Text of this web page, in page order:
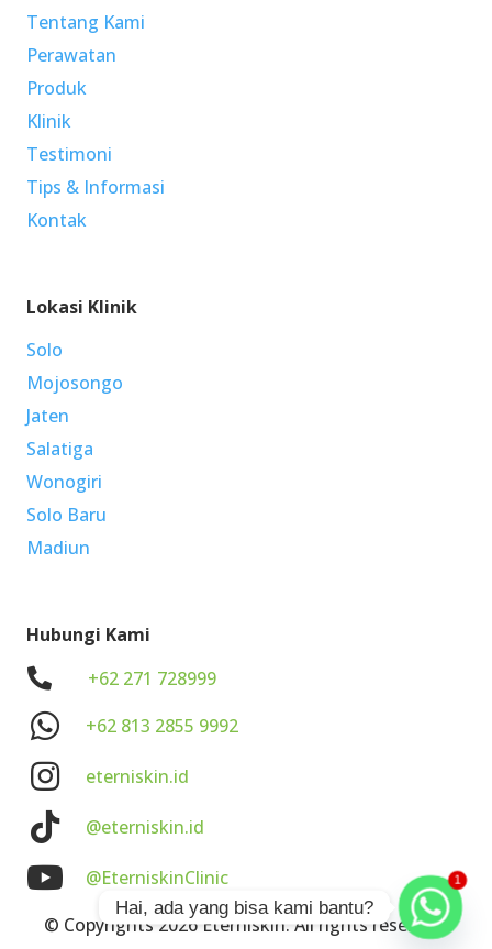
Tentang Kami
Perawatan
Produk
Klinik
Testimoni
Tips & Informasi
Kontak
Lokasi Klinik
Solo
Mojosongo
Jaten
Salatiga
Wonogiri
Solo Baru
Madiun
Hubungi Kami
+62 271 728999
+62 813 2855 9992
eterniskin.id
@eterniskin.id
@EterniskinClinic
© Copyrights 2026 Eterniskin. All rights reserved.
1
Hai, ada yang bisa kami bantu?